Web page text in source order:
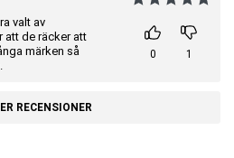
valt av
att de räcker att
märken så
0 1
RECENSIONER